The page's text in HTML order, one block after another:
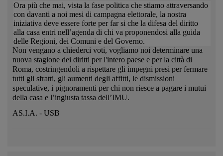
Ora più che mai, vista la fase politica che stiamo attraversando
con davanti a noi mesi di campagna elettorale, la nostra
iniziativa deve essere forte per far si che la difesa del diritto
alla casa entri nell’agenda di chi va proponendosi alla guida
delle Regioni, dei Comuni e del Governo.
Non vengano a chiederci voti, vogliamo noi determinare una
nuova stagione dei diritti per l'intero paese e per la città di
Roma, costringendoli a rispettare gli impegni presi per fermare
tutti gli sfratti, gli aumenti degli affitti, le dismissioni
speculative, i pignoramenti per chi non riesce a pagare i mutui
della casa e l’ingiusta tassa dell’IMU.
AS.I.A. - USB